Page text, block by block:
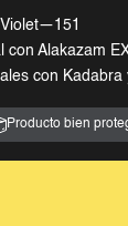
con Alakazam
con Kadabra
Producto bien